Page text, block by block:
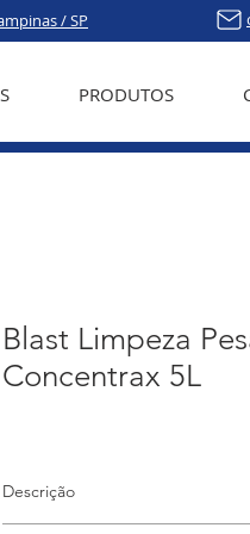
/ SP
PRODUTOS
Blast Limpeza
Concentrax 5L
Descrição